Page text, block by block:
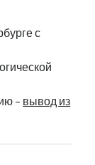
с
– вывод из